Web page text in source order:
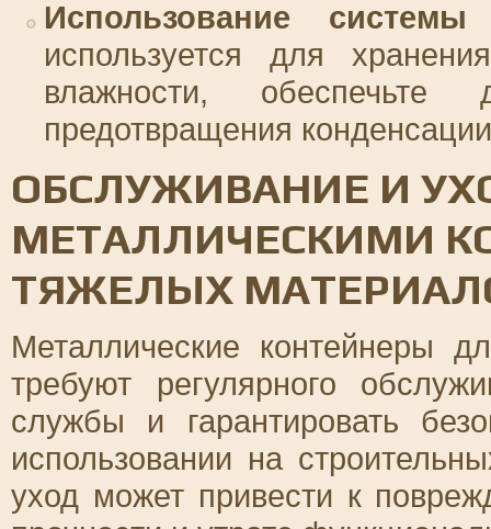
Использование системы
используется для
влажности, обеспечьте
предотвращения
ОБСЛУЖИВАНИЕ И
МЕТАЛЛИЧЕСКИМИ
ТЯЖЕЛЫХ
Металлические контейнеры
требуют регулярного
службы и гарантировать
использовании на
уход может привести к